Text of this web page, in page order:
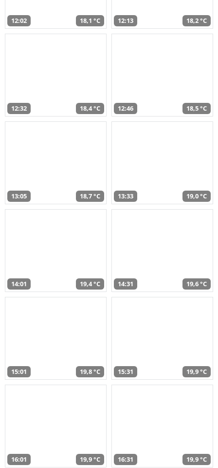
12:02 18,1 °C 12:13 18,2 °C
12:32 18,4 °C 12:46 18,5 °C
13:05 18,7 °C 13:33 19,0 °C
14:01 19,4 °C 14:31 19,6 °C
15:01 19,8 °C 15:31 19,9 °C
16:01 19,9 °C 16:31 19,9 °C